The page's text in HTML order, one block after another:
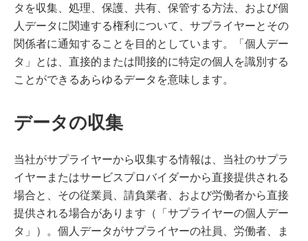
タを収集、処理、保護、共有、保管する方法、および個
人データに関連する権利について、サプライヤーとその
関係者に通知することを目的としています。「個人デー
タ」とは、直接的または間接的に特定の個人を識別する
ことができるあらゆるデータを意味します。
データの収集
当社がサプライヤーから収集する情報は、当社のサプラ
イヤーまたはサービスプロバイダーから直接提供される
場合と、その従業員、請負業者、および労働者から直接
提供される場合があります（「サプライヤーの個人デー
タ」）。個人データがサプライヤーの社員、労働者、ま